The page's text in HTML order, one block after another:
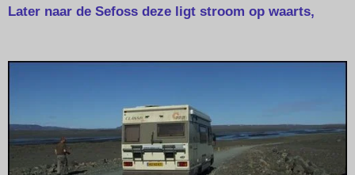
Later naar de Sefoss deze ligt stroom op waarts,